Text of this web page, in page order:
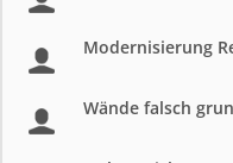
Modernisierung
Wände falsch